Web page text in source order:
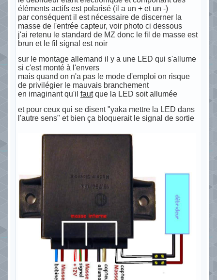
éléments actifs est polarisé (il a un + et un -)
par conséquent il est nécessaire de discerner la
masse de l'entrée capteur, voir photo ci dessous
j'ai retenu le standard de MZ donc le fil de masse est
brun et le fil signal est noir
sur le montage allemand il y a une LED qui s'allume
si c'est monté à l'envers
mais quand on n'a pas le mode d'emploi on risque
de privilégier le mauvais branchement
en imaginant qu'il fautque la LED soit allumée
et pour ceux qui se disent "yaka mettre la LED dans
l'autre sens" et bien ça bloquerait le signal de sortie